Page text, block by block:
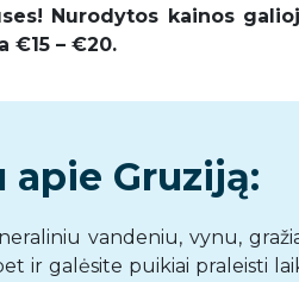
Nurodytos kainos
€15 – €20.
apie Gruziją:
vandeniu, vynu,
ir galėsite puikiai praleisti